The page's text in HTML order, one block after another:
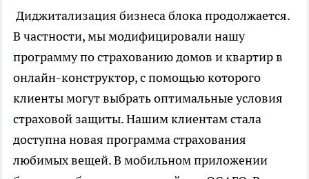
Диджитализация бизнеса блока продолжается.
В частности, мы модифицировали нашу
программу по страхованию домов и квартир в
онлайн-конструктор, с помощью которого
клиенты могут выбрать оптимальные условия
страховой защиты. Нашим клиентам стала
доступна новая программа страхования
любимых вещей. В мобильном приложении